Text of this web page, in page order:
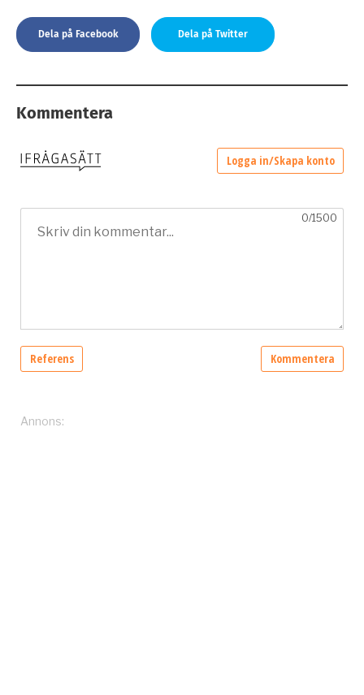
Dela på Facebook Dela på Twitter
Kommentera